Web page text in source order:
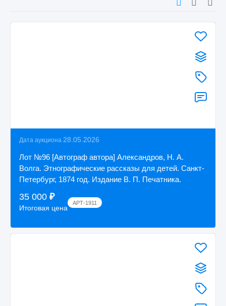
Дата аукциона 28.05.2026
Лот №96 [Автограф автора] Александров, Н. А.
Волга. Этнографические рассказы для детей. Санкт-
Петербург, 1874 год. Издание В. П. Печатника.
35 000 ₽
Итоговая цена
АРТ-1911